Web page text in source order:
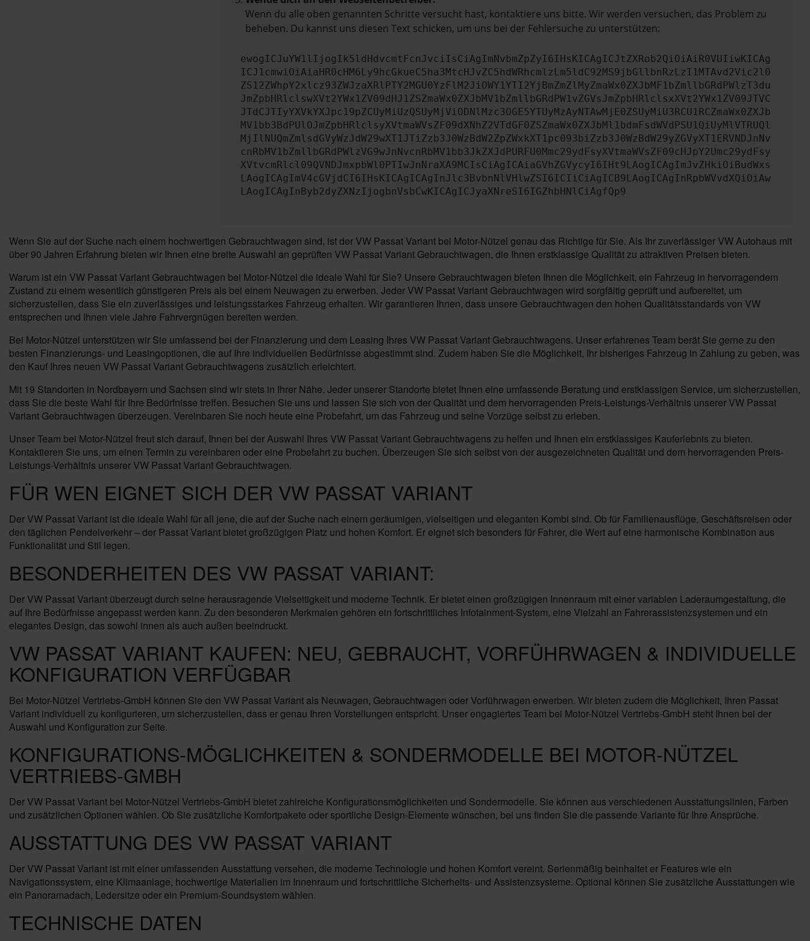
Wenn du alle oben genannten Schritte versucht hast, kontaktiere uns bitte. Wir werden versuchen, das Problem zu
beheben. Du kannst uns diesen Text schicken, um uns bei der Fehlersuche zu unterstützen:
ewogICJuYW1lIjogIk5ldHdvcmtFcnJvciIsCiAgImNvbmZpZyI6IHsKICAgICJtZXRob2QiOiAiR0VUIiwKICAg
ICJ1cmwiOiAiaHR0cHM6Ly9hcGkueC5ha3MtcHJvZC5hdWRhcmlzLm5ldC92MS9jbGllbnRzLzI1MTAvd2Vic2l0
ZS12ZWhpY2xlcz93ZWJzaXRlPTY2MGU0YzFlM2JiOWY1YTI2YjBmZmZlMyZmaWx0ZXJbMF1bZmllbGRdPWlzT3du
JmZpbHRlclswXVt2YWx1ZV09dHJ1ZSZmaWx0ZXJbMV1bZmllbGRdPW1vZGVsJmZpbHRlclsxXVt2YWx1ZV09JTVC
JTdCJTIyYXVkYXJpc19pZCUyMiUzQSUyMjViODNlMzc3OGE5YTUyMzAyNTAwMjE0ZSUyMiU3RCU1RCZmaWx0ZXJb
MV1bb3BdPUlOJmZpbHRlclsyXVtmaWVsZF09dXNhZ2VTdGF0ZSZmaWx0ZXJbMl1bdmFsdWVdPSU1QiUyMlVTRUQl
MjIlNUQmZmlsdGVyWzJdW29wXT1JTiZzb3J0WzBdW2ZpZWxkXT1pc093biZzb3J0WzBdW29yZGVyXT1ERVNDJnNv
cnRbMV1bZmllbGRdPWlzVG9wJnNvcnRbMV1bb3JkZXJdPURFU0Mmc29ydFsyXVtmaWVsZF09cHJpY2Umc29ydFsy
XVtvcmRlcl09QVNDJmxpbWl0PTIwJnNraXA9MCIsCiAgICAiaGVhZGVycyI6IHt9LAogICAgImJvZHkiOiBudWxs
LAogICAgImV4cGVjdCI6IHsKICAgICAgInJlc3BvbnNlVHlwZSI6ICIiCiAgICB9LAogICAgInRpbWVvdXQiOiAw
LAogICAgInByb2dyZXNzIjogbnVsbCwKICAgICJyaXNreSI6IGZhbHNlCiAgfQp9
Wenn Sie auf der Suche nach einem hochwertigen Gebrauchtwagen sind, ist der VW Passat Variant bei Motor-Nützel genau das Richtige für Sie. Als Ihr zuverlässiger VW Autohaus mit
über 90 Jahren Erfahrung bieten wir Ihnen eine breite Auswahl an geprüften VW Passat Variant Gebrauchtwagen, die Ihnen erstklassige Qualität zu attraktiven Preisen bieten.
Warum ist ein VW Passat Variant Gebrauchtwagen bei Motor-Nützel die ideale Wahl für Sie? Unsere Gebrauchtwagen bieten Ihnen die Möglichkeit, ein Fahrzeug in hervorragendem
Zustand zu einem wesentlich günstigeren Preis als bei einem Neuwagen zu erwerben. Jeder VW Passat Variant Gebrauchtwagen wird sorgfältig geprüft und aufbereitet, um
sicherzustellen, dass Sie ein zuverlässiges und leistungsstarkes Fahrzeug erhalten. Wir garantieren Ihnen, dass unsere Gebrauchtwagen den hohen Qualitätsstandards von VW
entsprechen und Ihnen viele Jahre Fahrvergnügen bereiten werden.
Bei Motor-Nützel unterstützen wir Sie umfassend bei der Finanzierung und dem Leasing Ihres VW Passat Variant Gebrauchtwagens. Unser erfahrenes Team berät Sie gerne zu den
besten Finanzierungs- und Leasingoptionen, die auf Ihre individuellen Bedürfnisse abgestimmt sind. Zudem haben Sie die Möglichkeit, Ihr bisheriges Fahrzeug in Zahlung zu geben, was
den Kauf Ihres neuen VW Passat Variant Gebrauchtwagens zusätzlich erleichtert.
Mit 19 Standorten in Nordbayern und Sachsen sind wir stets in Ihrer Nähe. Jeder unserer Standorte bietet Ihnen eine umfassende Beratung und erstklassigen Service, um sicherzustellen,
dass Sie die beste Wahl für Ihre Bedürfnisse treffen. Besuchen Sie uns und lassen Sie sich von der Qualität und dem hervorragenden Preis-Leistungs-Verhältnis unserer VW Passat
Variant Gebrauchtwagen überzeugen. Vereinbaren Sie noch heute eine Probefahrt, um das Fahrzeug und seine Vorzüge selbst zu erleben.
Unser Team bei Motor-Nützel freut sich darauf, Ihnen bei der Auswahl Ihres VW Passat Variant Gebrauchtwagens zu helfen und Ihnen ein erstklassiges Kauferlebnis zu bieten.
Kontaktieren Sie uns, um einen Termin zu vereinbaren oder eine Probefahrt zu buchen. Überzeugen Sie sich selbst von der ausgezeichneten Qualität und dem hervorragenden Preis-
Leistungs-Verhältnis unserer VW Passat Variant Gebrauchtwagen.
FÜR WEN EIGNET SICH DER VW PASSAT VARIANT
Der VW Passat Variant ist die ideale Wahl für all jene, die auf der Suche nach einem geräumigen, vielseitigen und eleganten Kombi sind. Ob für Familienausflüge, Geschäftsreisen oder
den täglichen Pendelverkehr – der Passat Variant bietet großzügigen Platz und hohen Komfort. Er eignet sich besonders für Fahrer, die Wert auf eine harmonische Kombination aus
Funktionalität und Stil legen.
BESONDERHEITEN DES VW PASSAT VARIANT:
Der VW Passat Variant überzeugt durch seine herausragende Vielseitigkeit und moderne Technik. Er bietet einen großzügigen Innenraum mit einer variablen Laderaumgestaltung, die
auf Ihre Bedürfnisse angepasst werden kann. Zu den besonderen Merkmalen gehören ein fortschrittliches Infotainment-System, eine Vielzahl an Fahrerassistenzsystemen und ein
elegantes Design, das sowohl innen als auch außen beeindruckt.
VW PASSAT VARIANT KAUFEN: NEU, GEBRAUCHT, VORFÜHRWAGEN & INDIVIDUELLE
KONFIGURATION VERFÜGBAR
Bei Motor-Nützel Vertriebs-GmbH können Sie den VW Passat Variant als Neuwagen, Gebrauchtwagen oder Vorführwagen erwerben. Wir bieten zudem die Möglichkeit, Ihren Passat
Variant individuell zu konfigurieren, um sicherzustellen, dass er genau Ihren Vorstellungen entspricht. Unser engagiertes Team bei Motor-Nützel Vertriebs-GmbH steht Ihnen bei der
Auswahl und Konfiguration zur Seite.
KONFIGURATIONS-MÖGLICHKEITEN & SONDERMODELLE BEI MOTOR-NÜTZEL
VERTRIEBS-GMBH
Der VW Passat Variant bei Motor-Nützel Vertriebs-GmbH bietet zahlreiche Konfigurationsmöglichkeiten und Sondermodelle. Sie können aus verschiedenen Ausstattungslinien, Farben
und zusätzlichen Optionen wählen. Ob Sie zusätzliche Komfortpakete oder sportliche Design-Elemente wünschen, bei uns finden Sie die passende Variante für Ihre Ansprüche.
AUSSTATTUNG DES VW PASSAT VARIANT
Der VW Passat Variant ist mit einer umfassenden Ausstattung versehen, die moderne Technologie und hohen Komfort vereint. Serienmäßig beinhaltet er Features wie ein
Navigationssystem, eine Klimaanlage, hochwertige Materialien im Innenraum und fortschrittliche Sicherheits- und Assistenzsysteme. Optional können Sie zusätzliche Ausstattungen wie
ein Panoramadach, Ledersitze oder ein Premium-Soundsystem wählen.
TECHNISCHE DATEN